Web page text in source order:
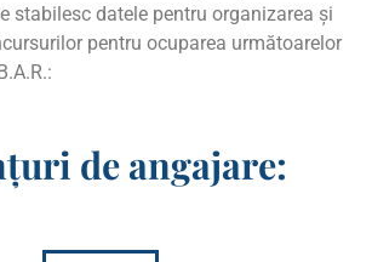
stabilesc datele pentru organizarea şi
pentru ocuparea următoarelor
de angajare: